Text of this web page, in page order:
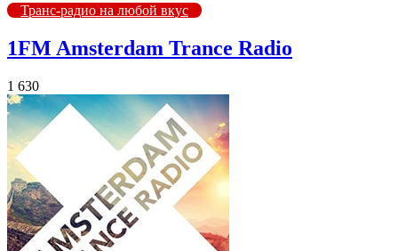
Транс-радио на любой вкус
1FM Amsterdam Trance Radio
1 630